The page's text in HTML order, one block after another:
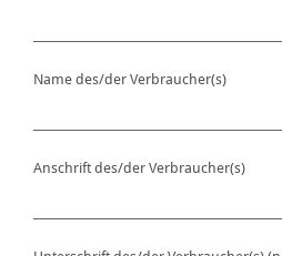
Name des/der Verbraucher(s)
Anschrift des/der Verbraucher(s)